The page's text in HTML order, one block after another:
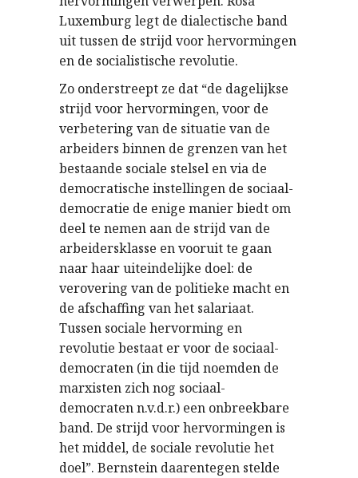
Luxemburg legt de dialectische band
uit tussen de strijd voor hervormingen
en de socialistische revolutie.
Zo onderstreept ze dat “de dagelijkse
strijd voor hervormingen, voor de
verbetering van de situatie van de
arbeiders binnen de grenzen van het
bestaande sociale stelsel en via de
democratische instellingen de sociaal-
democratie de enige manier biedt om
deel te nemen aan de strijd van de
arbeidersklasse en vooruit te gaan
naar haar uiteindelijke doel: de
verovering van de politieke macht en
de afschaffing van het salariaat.
Tussen sociale hervorming en
revolutie bestaat er voor de sociaal-
democraten (in die tijd noemden de
marxisten zich nog sociaal-
democraten n.v.d.r.) een onbreekbare
band. De strijd voor hervormingen is
het middel, de sociale revolutie het
doel”. Bernstein daarentegen stelde